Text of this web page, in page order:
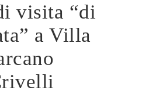
visita “di
a Villa